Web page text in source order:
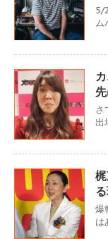
5/
ム
さ
出
爆
は